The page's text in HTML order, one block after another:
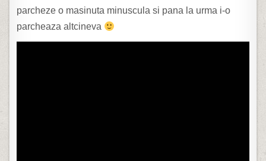
parcheze o masinuta minuscula si pana la urma i-o
parcheaza altcineva